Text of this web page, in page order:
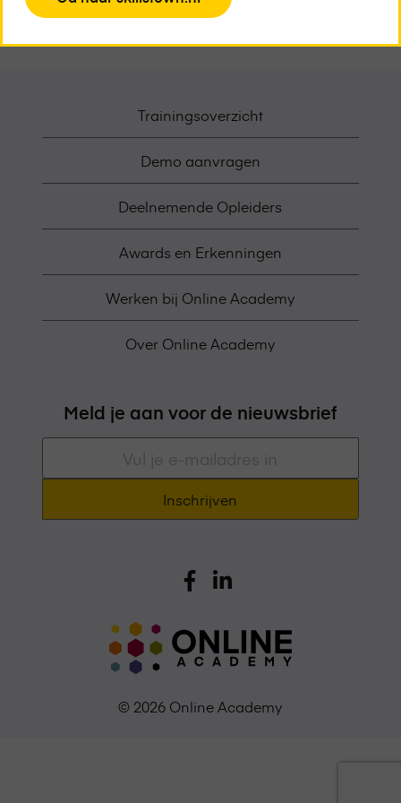
Trainingsoverzicht
Demo aanvragen
Deelnemende Opleiders
Awards en Erkenningen
Werken bij Online Academy
Over Online Academy
Meld je aan voor de nieuwsbrief
*
© 2026 Online Academy